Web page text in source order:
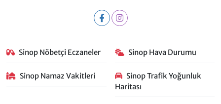
Sinop Nöbetçi Eczaneler Sinop Hava Durumu
Sinop Namaz Vakitleri
Sinop Trafik Yoğunluk
Haritası